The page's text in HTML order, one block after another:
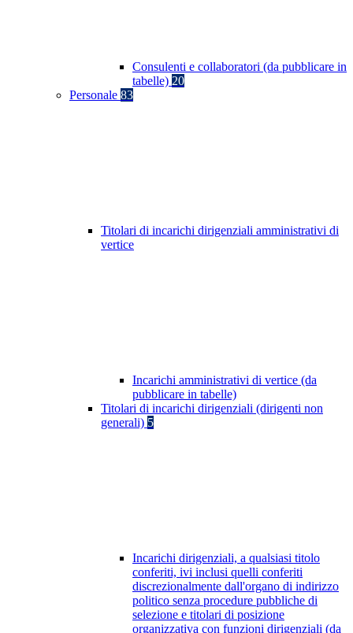
Consulenti e collaboratori (da pubblicare in
tabelle) 20
Personale 83
Titolari di incarichi dirigenziali amministrativi di
vertice
Incarichi amministrativi di vertice (da
pubblicare in tabelle)
Titolari di incarichi dirigenziali (dirigenti non
generali) 5
Incarichi dirigenziali, a qualsiasi titolo
conferiti, ivi inclusi quelli conferiti
discrezionalmente dall'organo di indirizzo
politico senza procedure pubbliche di
selezione e titolari di posizione
organizzativa con funzioni dirigenziali (da